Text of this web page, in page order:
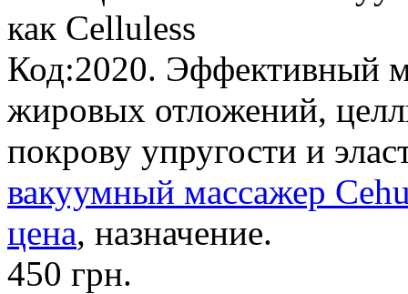
как Celluless
Код:2020. Эффективный
жировых отложений,
покрову упругости и
вакуумный массажер
цена, назначение.
450 грн.